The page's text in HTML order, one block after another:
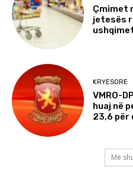
Çmimet
jetesës
KRYESORE
VMRO-
huaj në
23,6 për
Më